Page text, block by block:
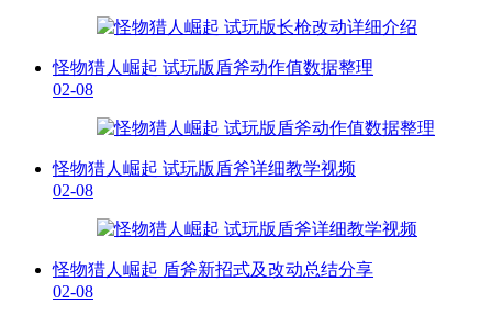
怪物猎人崛起 试玩版盾斧动作值数据整理
02-08
怪物猎人崛起 试玩版盾斧详细教学视频
02-08
怪物猎人崛起 盾斧新招式及改动总结分享
02-08